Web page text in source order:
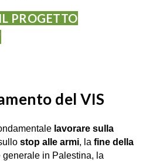
PROGETTO
del VIS
lavorare sulla
stop alle armi, la fine della